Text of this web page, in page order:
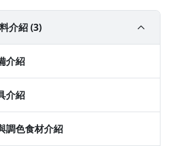
介紹 (3)
介紹
介紹
調色食材介紹